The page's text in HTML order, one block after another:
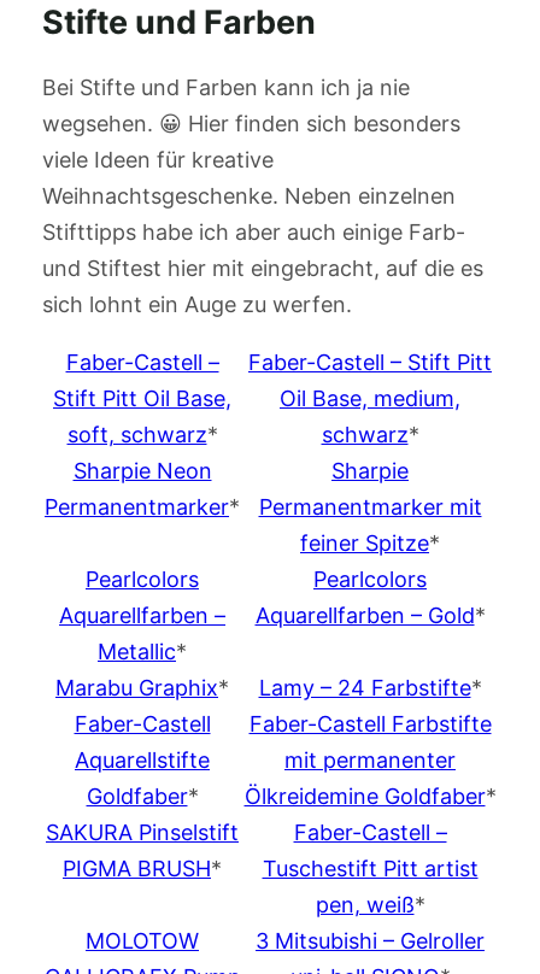
Stifte und Farben
Bei Stifte und Farben kann ich ja nie
wegsehen. 😀 Hier finden sich besonders
viele Ideen für kreative
Weihnachtsgeschenke. Neben einzelnen
Stifttipps habe ich aber auch einige Farb-
und Stiftest hier mit eingebracht, auf die es
sich lohnt ein Auge zu werfen.
Faber-Castell –
Stift Pitt Oil Base,
soft, schwarz*
Faber-Castell – Stift Pitt
Oil Base, medium,
schwarz*
Sharpie Neon
Permanentmarker*
Sharpie
Permanentmarker mit
feiner Spitze*
Pearlcolors
Aquarellfarben –
Metallic*
Pearlcolors
Aquarellfarben – Gold*
Marabu Graphix* Lamy – 24 Farbstifte*
Faber-Castell
Aquarellstifte
Goldfaber*
Faber-Castell Farbstifte
mit permanenter
Ölkreidemine Goldfaber*
SAKURA Pinselstift
PIGMA BRUSH*
Faber-Castell –
Tuschestift Pitt artist
pen, weiß*
MOLOTOW
3 Mitsubishi – Gelroller